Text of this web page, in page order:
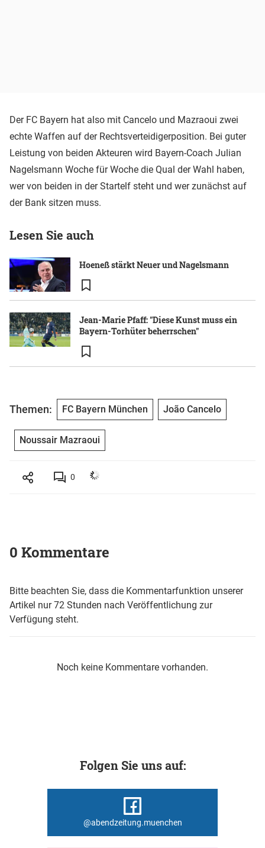
Der FC Bayern hat also mit Cancelo und Mazraoui zwei
echte Waffen auf der Rechtsverteidigerposition. Bei guter
Leistung von beiden Akteuren wird Bayern-Coach Julian
Nagelsmann Woche für Woche die Qual der Wahl haben,
wer von beiden in der Startelf steht und wer zunächst auf
der Bank sitzen muss.
Lesen Sie auch
Hoeneß stärkt Neuer und Nagelsmann
Jean-Marie Pfaff: "Diese Kunst muss ein
Bayern-Torhüter beherrschen"
Themen: FC Bayern München João Cancelo
Noussair Mazraoui
0
0 Kommentare
Bitte beachten Sie, dass die Kommentarfunktion unserer
Artikel nur 72 Stunden nach Veröffentlichung zur
Verfügung steht.
Noch keine Kommentare vorhanden.
Folgen Sie uns auf:
@abendzeitung.muenchen